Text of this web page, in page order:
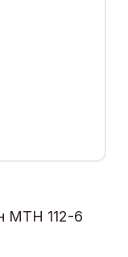
МТН 112-6